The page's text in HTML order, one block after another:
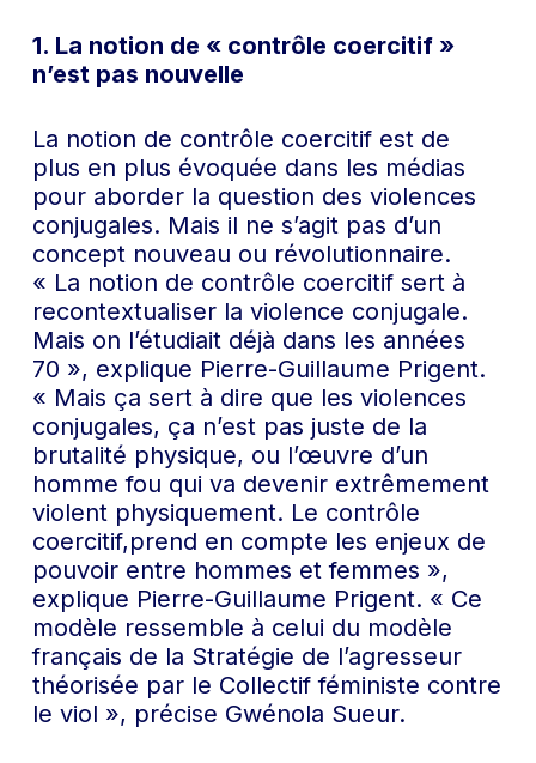
1. La notion de « contrôle coercitif »
n’est pas nouvelle
La notion de contrôle coercitif est de
plus en plus évoquée dans les médias
pour aborder la question des violences
conjugales. Mais il ne s’agit pas d’un
concept nouveau ou révolutionnaire.
« La notion de contrôle coercitif sert à
recontextualiser la violence conjugale.
Mais on l’étudiait déjà dans les années
70 », explique Pierre-Guillaume Prigent.
« Mais ça sert à dire que les violences
conjugales, ça n’est pas juste de la
brutalité physique, ou l’œuvre d’un
homme fou qui va devenir extrêmement
violent physiquement. Le contrôle
coercitif,prend en compte les enjeux de
pouvoir entre hommes et femmes »,
explique Pierre-Guillaume Prigent. « Ce
modèle ressemble à celui du modèle
français de la Stratégie de l’agresseur
théorisée par le Collectif féministe contre
le viol », précise Gwénola Sueur.